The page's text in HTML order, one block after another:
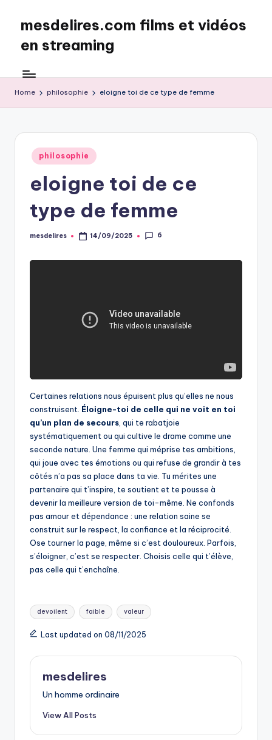
content
mesdelires.com films et vidéos
en streaming
:
film
et
complet
français
Home philosophie eloigne toi de ce type de femme
Posted
in
philosophie
eloigne toi de ce
type de femme
Posted
mesdelires 14/09/2025 6
Certaines relations nous épuisent plus qu’elles ne nous
construisent. Éloigne-toi de celle qui ne voit en toi
qu’un plan de secours , qui te rabatjoie
systématiquement ou qui cultive le drame comme une
seconde nature. Une femme qui méprise tes ambitions,
qui joue avec tes émotions ou qui refuse de grandir à tes
côtés n’a pas sa place dans ta vie. Tu mérites une
partenaire qui t’inspire, te soutient et te pousse à
devenir la meilleure version de toi-même. Ne confonds
pas amour et dépendance : une relation saine se
construit sur le respect, la confiance et la réciprocité.
Ose tourner la page, même si c’est douloureux. Parfois,
s’éloigner, c’est se respecter. Choisis celle qui t’élève,
pas celle qui t’enchaîne.
Tags:
devoilent faible valeur
Last updated on 08/11/2025
mesdelires
Un homme ordinaire
View All Posts